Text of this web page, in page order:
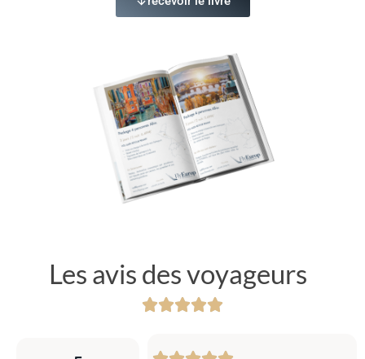
Les avis des voyageurs